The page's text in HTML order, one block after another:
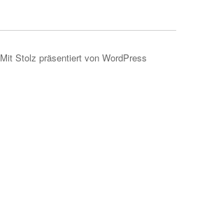
Mit Stolz präsentiert von WordPress